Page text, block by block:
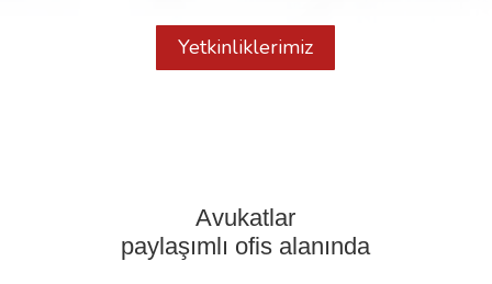
Yetkinliklerimiz
Avukatlar
paylaşımlı ofis alanında